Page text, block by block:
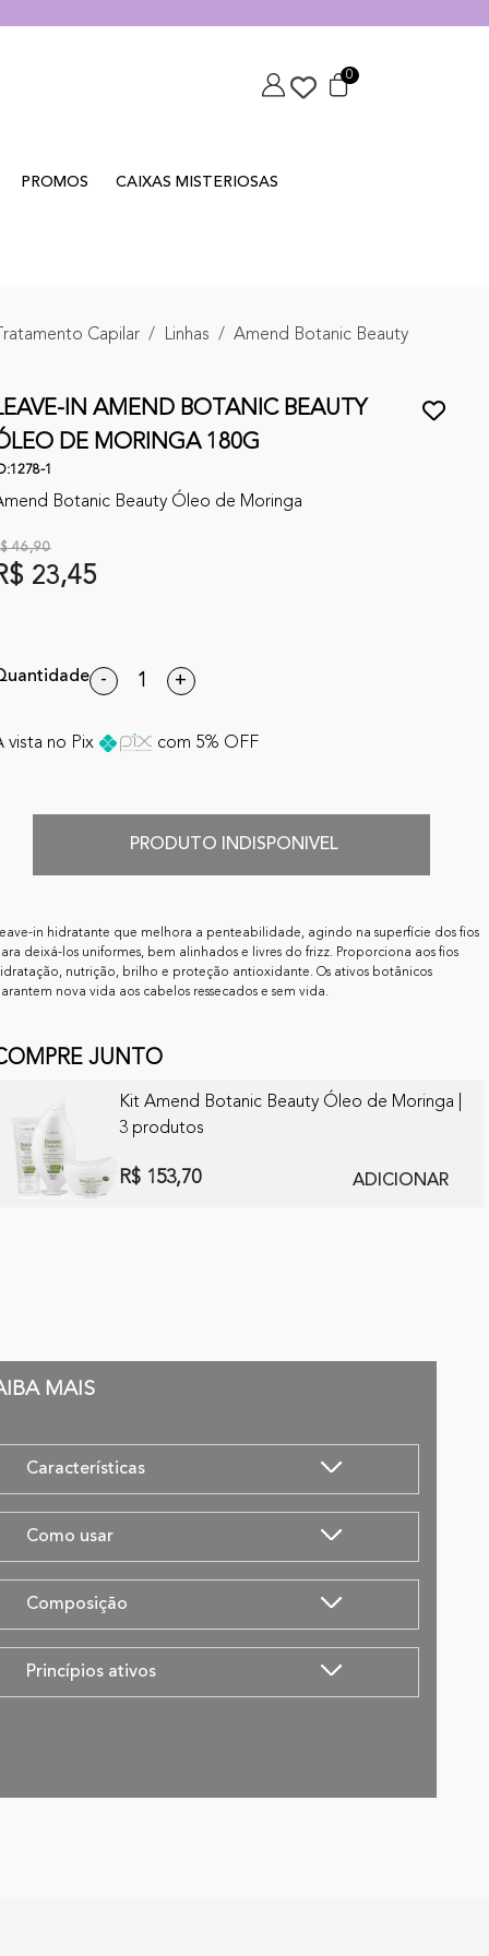
0
PROMOS CAIXAS MISTERIOSAS
Capilar Linhas Amend Botanic Beauty
IN AMEND BOTANIC BEAUTY
DE MORINGA 180G
1278-1
Botanic Beauty Óleo de Moringa
46,90
23,45
- +
vista no Pix com 5% OFF
PRODUTO INDISPONIVEL
in hidratante que melhora a penteabilidade, agindo na superfície dos fios
deixá-los uniformes, bem alinhados e livres do frizz. Proporciona aos fios
nutrição, brilho e proteção antioxidante. Os ativos botânicos
nova vida aos cabelos ressecados e sem vida.
JUNTO
Kit Amend Botanic Beauty Óleo de Moringa |
3 produtos
R$ 153,70 ADICIONAR
MAIS
Características
Como usar
Composição
Princípios ativos